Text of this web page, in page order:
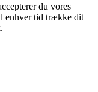
du vores
enhver tid trække dit